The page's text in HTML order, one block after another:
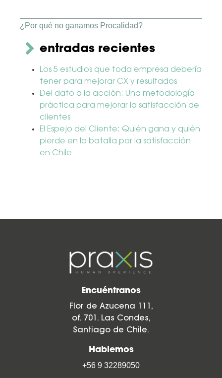
¿Por qué no ganamos Procalidad?
entradas recientes
Los 5 estudios que toda empresa debería
tener para mejorar CX y resultados
Del dato a la acción: Una metodología
práctica para mejorar la satisfacción de
clientes
El Espejo del Cliente: Quién gana y quién
pierde en la batalla por la satisfacción
en Chile
Encuéntranos
Flor de Azucena 111,
of. 701. Las Condes,
Santiago de Chile.
Hablemos
+56 9 32289050